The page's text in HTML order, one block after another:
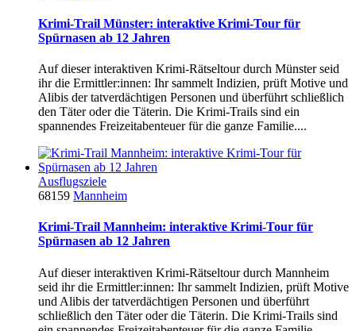
Krimi-Trail Münster: interaktive Krimi-Tour für
Spürnasen ab 12 Jahren
Auf dieser interaktiven Krimi-Rätseltour durch Münster seid
ihr die Ermittler:innen: Ihr sammelt Indizien, prüft Motive und
Alibis der tatverdächtigen Personen und überführt schließlich
den Täter oder die Täterin. Die Krimi-Trails sind ein
spannendes Freizeitabenteuer für die ganze Familie....
Ausflugsziele
68159 Mannheim
Krimi-Trail Mannheim: interaktive Krimi-Tour für
Spürnasen ab 12 Jahren
Auf dieser interaktiven Krimi-Rätseltour durch Mannheim
seid ihr die Ermittler:innen: Ihr sammelt Indizien, prüft Motive
und Alibis der tatverdächtigen Personen und überführt
schließlich den Täter oder die Täterin. Die Krimi-Trails sind